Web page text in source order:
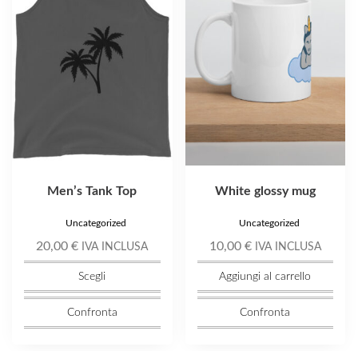
Men’s Tank Top
Uncategorized
20,00€ IVA INCLUSA
Scegli
varianti.
Le
opzioni
possono
scelte
pagina
del
Confronta
White glossy mug
Uncategorized
10,00 € IVA INCLUSA
Aggiungi al carrello
Confronta